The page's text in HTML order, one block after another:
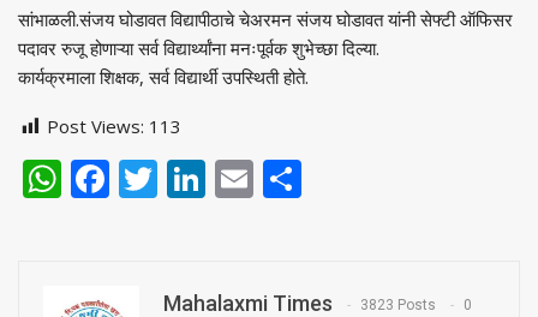
सांभाळली.संजय घोडावत विद्यापीठाचे चेअरमन संजय घोडावत यांनी सेफ्टी ऑफिसर
पदावर रुजू होणाऱ्या सर्व विद्यार्थ्यांना मनःपूर्वक शुभेच्छा दिल्या.
कार्यक्रमाला शिक्षक, सर्व विद्यार्थी उपस्थिती होते.
Post Views: 113
WhatsApp
Facebook
Twitter
LinkedIn
Email
Mahalaxmi Times 3823 Posts 0